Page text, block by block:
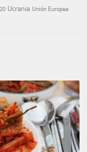
Ucrania Unión Europea